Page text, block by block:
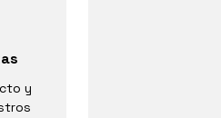
y